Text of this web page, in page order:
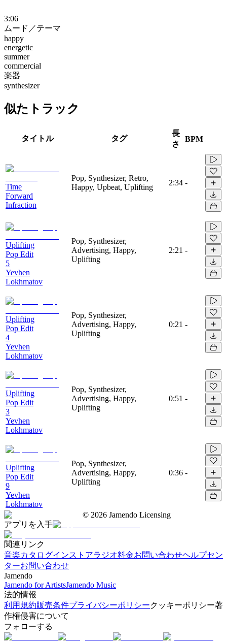
3:06
ムード／テーマ
happy
energetic
summer
commercial
楽器
synthesizer
似たトラック
タイトル タグ
長
さ
BPM
Time
Forward
Infraction
Pop, Synthesizer, Retro,
Happy, Upbeat, Uplifting
2:34 -
Uplifting
Pop Edit
5
Yevhen
Lokhmatov
Pop, Synthesizer,
Advertising, Happy,
Uplifting
2:21 -
Uplifting
Pop Edit
4
Yevhen
Lokhmatov
Pop, Synthesizer,
Advertising, Happy,
Uplifting
0:21 -
Uplifting
Pop Edit
3
Yevhen
Lokhmatov
Pop, Synthesizer,
Advertising, Happy,
Uplifting
0:51 -
Uplifting
Pop Edit
9
Yevhen
Lokhmatov
Pop, Synthesizer,
Advertising, Happy,
Uplifting
0:36 -
© 2026 Jamendo Licensing
アプリを入手
関連リンク
音楽カタログインストアラジオ料金お問い合わせヘルプセン
ターお問い合わせ
Jamendo
Jamendo for ArtistsJamendo Music
法的情報
利用規約販売条件プライバシーポリシークッキーポリシー著
作権侵害について
フォローする